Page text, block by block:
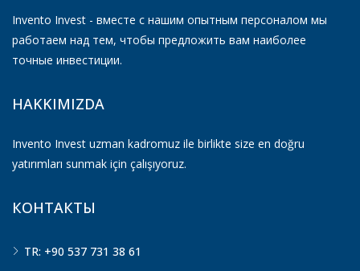
Invento Invest - вместе с нашим опытным персоналом мы
работаем над тем, чтобы предложить вам наиболее
точные инвестиции.
HAKKIMIZDA
Invento Invest uzman kadromuz ile birlikte size en doğru
yatırımları sunmak için çalışıyoruz.
КОНТАКТЫ
TR: +90 537 731 38 61